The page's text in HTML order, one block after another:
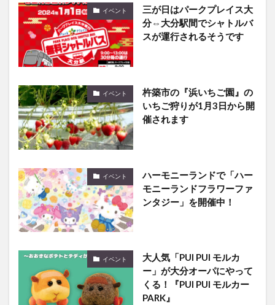
イベント
三が日はパークプレイス大
分⇔大分駅間でシャトルバ
スが運行されるそうです
イベント
杵築市の『浜いちご園』の
いちご狩りが1月3日から開
催されます
イベント
ハーモニーランドで「ハー
モニーランドフラワーファ
ンタジー」を開催中！
イベント
大人気「PUI PUI モルカ
ー」が大分オーパにやって
くる！『PUI PUI モルカー
PARK』